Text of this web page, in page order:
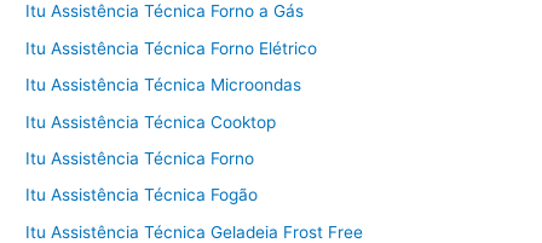
Itu Assistência Técnica Forno a Gás
Itu Assistência Técnica Forno Elétrico
Itu Assistência Técnica Microondas
Itu Assistência Técnica Cooktop
Itu Assistência Técnica Forno
Itu Assistência Técnica Fogão
Itu Assistência Técnica Geladeia Frost Free